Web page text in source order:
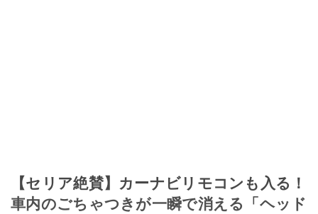
【セリア絶賛】カーナビリモコンも入る！
車内のごちゃつきが一瞬で消える「ヘッド